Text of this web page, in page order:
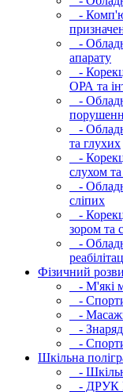
-
-
апарату
-
ОРА та
-
-
та глухих
-
слухом
-
сліпих
-
зором та
-
Фізичний
- М'які
-
-
-
-
Шкільна
-
- ДРУК